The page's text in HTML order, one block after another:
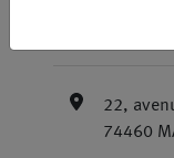
22,
74460